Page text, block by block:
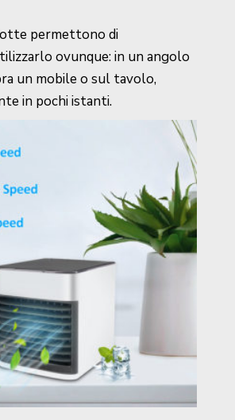
permettono di
ovunque: in un angolo
un mobile o sul tavolo,
in pochi istanti.